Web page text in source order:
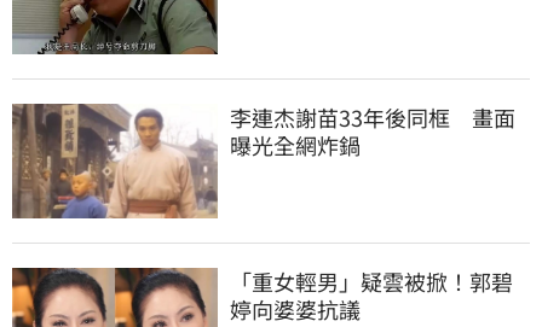
李連杰謝苗33年後同框　畫面
曝光全網炸鍋
「重女輕男」疑雲被掀！郭碧
婷向婆婆抗議